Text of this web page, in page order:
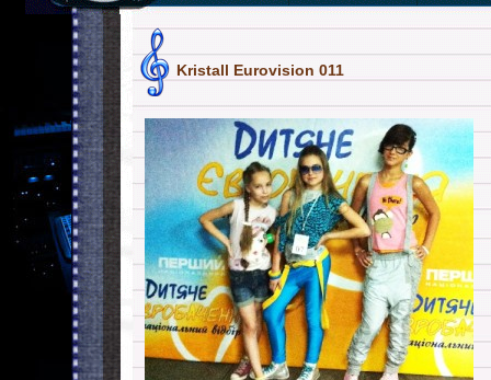
Kristall Eurovision 011